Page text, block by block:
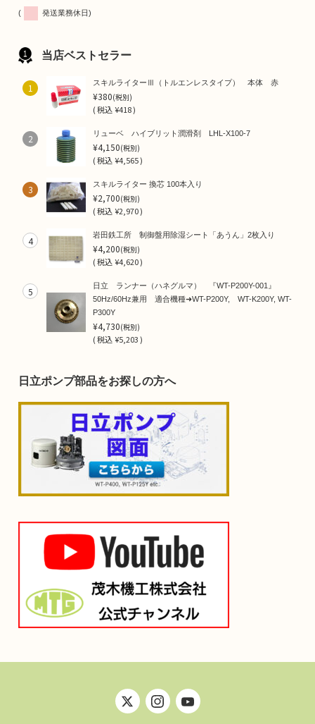
( 発送業務休日)
当店ベストセラー
1 スキルライターⅢ（トルエンレスタイプ） 本体 赤
¥380(税別)
(税込¥418 )
2 リューベ ハイブリット潤滑剤 LHL-X100-7
¥4,150(税別)
(税込¥4,565 )
3 スキルライター 換芯 100本入り
¥2,700(税別)
(税込¥2,970 )
4 岩田鉄工所 制御盤用除湿シート「あうん」2枚入り
¥4,200(税別)
(税込¥4,620 )
5
日立 ランナー（ハネグルマ） 『WT-P200Y-001』
50Hz/60Hz兼用 適合機種➜WT-P200Y, WT-K200Y, WT-
P300Y
¥4,730(税別)
(税込¥5,203 )
日立ポンプ部品をお探しの方へ